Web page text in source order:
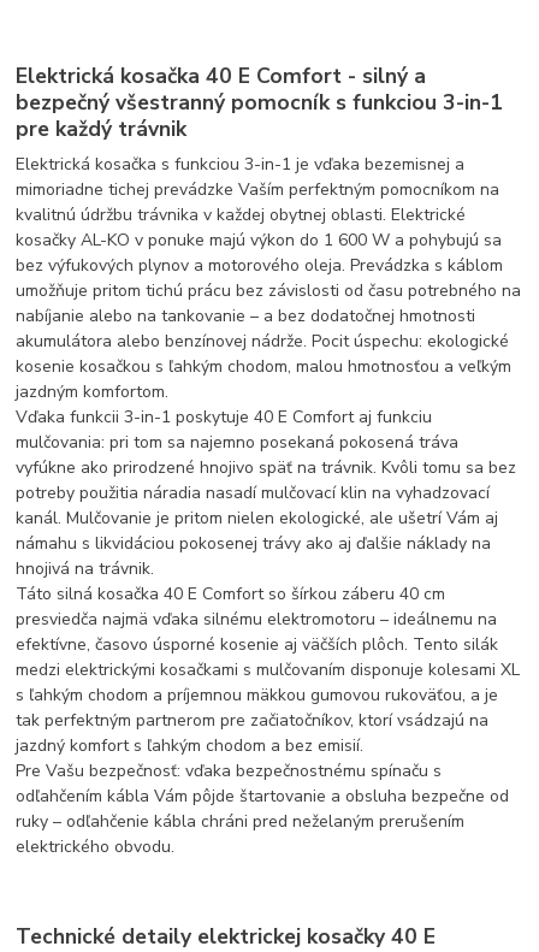
Elektrická kosačka 40 E Comfort - silný a
bezpečný všestranný pomocník s funkciou 3-in-1
pre každý trávnik
Elektrická kosačka s funkciou 3-in-1 je vďaka bezemisnej a
mimoriadne tichej prevádzke Vaším perfektným pomocníkom na
kvalitnú údržbu trávnika v každej obytnej oblasti. Elektrické
kosačky AL-KO v ponuke majú výkon do 1 600 W a pohybujú sa
bez výfukových plynov a motorového oleja. Prevádzka s káblom
umožňuje pritom tichú prácu bez závislosti od času potrebného na
nabíjanie alebo na tankovanie – a bez dodatočnej hmotnosti
akumulátora alebo benzínovej nádrže. Pocit úspechu: ekologické
kosenie kosačkou s ľahkým chodom, malou hmotnosťou a veľkým
jazdným komfortom.
Vďaka funkcii 3-in-1 poskytuje 40 E Comfort aj funkciu
mulčovania: pri tom sa najemno posekaná pokosená tráva
vyfúkne ako prirodzené hnojivo späť na trávnik. Kvôli tomu sa bez
potreby použitia náradia nasadí mulčovací klin na vyhadzovací
kanál. Mulčovanie je pritom nielen ekologické, ale ušetrí Vám aj
námahu s likvidáciou pokosenej trávy ako aj ďalšie náklady na
hnojivá na trávnik.
Táto silná kosačka 40 E Comfort so šírkou záberu 40 cm
presviedča najmä vďaka silnému elektromotoru – ideálnemu na
efektívne, časovo úsporné kosenie aj väčších plôch. Tento silák
medzi elektrickými kosačkami s mulčovaním disponuje kolesami XL
s ľahkým chodom a príjemnou mäkkou gumovou rukoväťou, a je
tak perfektným partnerom pre začiatočníkov, ktorí vsádzajú na
jazdný komfort s ľahkým chodom a bez emisií.
Pre Vašu bezpečnosť: vďaka bezpečnostnému spínaču s
odľahčením kábla Vám pôjde štartovanie a obsluha bezpečne od
ruky – odľahčenie kábla chráni pred neželaným prerušením
elektrického obvodu.
Technické detaily elektrickej kosačky 40 E